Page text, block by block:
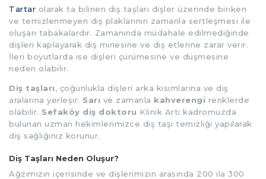
Tartar olarak ta bilinen diş taşları dişler üzerinde biriken
ve temizlenmeyen diş plaklarının zamanla sertleşmesi ile
oluşan tabakalardır. Zamanında müdahale edilmediğinde
dişleri kaplayarak diş minesine ve diş etlerine zarar verir.
İleri boyutlarda ise dişleri çürümesine ve düşmesine
neden olabilir.
Diş taşları, çoğunlukla dişleri arka kısımlarına ve diş
aralarına yerleşir. Sarı ve zamanla kahverengi renklerde
olabilir. Sefaköy diş doktoru Klinik Artı kadromuzda
bulunan uzman hekimlerimizce diş taşı temizliği yapılarak
diş sağlığınız korunur.
Diş Taşları Neden Oluşur?
Ağzımızın içerisinde ve dişlerimizin arasında 200 ila 300